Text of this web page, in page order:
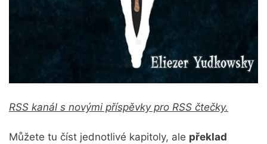
RSS kanál s novými příspěvky pro RSS čtečky.
Můžete tu číst jednotlivé kapitoly, ale překlad